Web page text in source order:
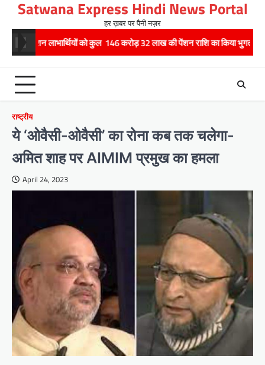
content
Satwana Express Hindi News Portal
हर ख़बर पर पैनी नज़र
को कुल 146 करोड़ 32 लाख की पेंशन राशि का किया भुगतान राष्ट्रीय
राष्ट्रीय
ये ‘ओवैसी-ओवैसी’ का रोना कब तक चलेगा-
अमित शाह पर AIMIM प्रमुख का हमला
April 24, 2023